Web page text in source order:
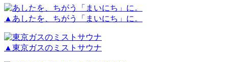
▲あしたを、ちがう「まいにち」に。
▲東京ガスのミストサウナ